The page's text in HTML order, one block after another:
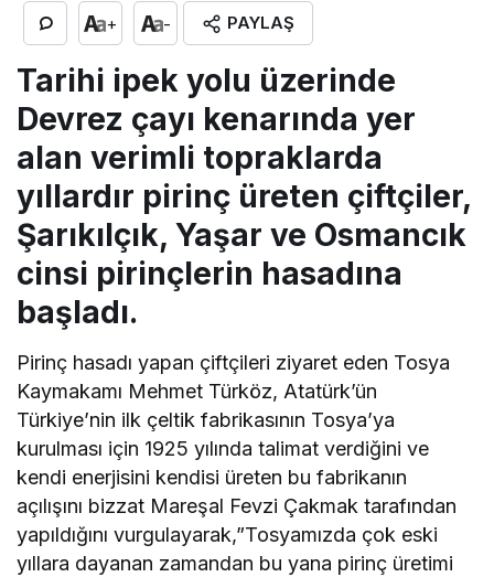
+ - PAYLAŞ
Tarihi ipek yolu üzerinde
Devrez çayı kenarında yer
alan verimli topraklarda
yıllardır pirinç üreten çiftçiler,
Şarıkılçık, Yaşar ve Osmancık
cinsi pirinçlerin hasadına
başladı.
Pirinç hasadı yapan çiftçileri ziyaret eden Tosya
Kaymakamı Mehmet Türköz, Atatürk’ün
Türkiye’nin ilk çeltik fabrikasının Tosya’ya
kurulması için 1925 yılında talimat verdiğini ve
kendi enerjisini kendisi üreten bu fabrikanın
açılışını bizzat Mareşal Fevzi Çakmak tarafından
yapıldığını vurgulayarak,”Tosyamızda çok eski
yıllara dayanan zamandan bu yana pirinç üretimi